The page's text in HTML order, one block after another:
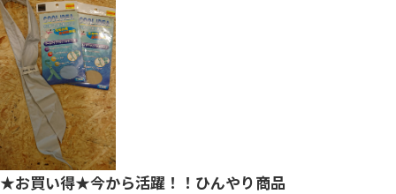
★お買い得★今から活躍！！ひんやり商品